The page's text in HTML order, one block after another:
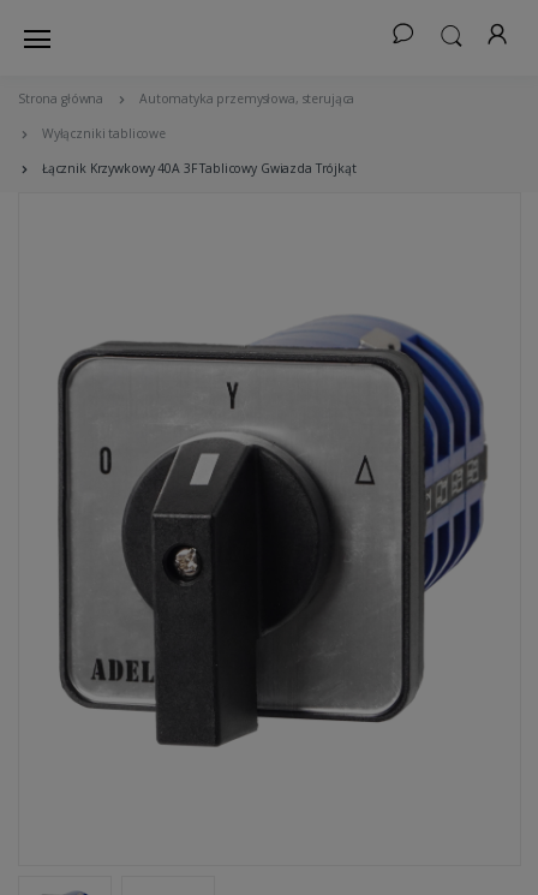
Strona główna Automatyka przemysłowa, sterująca
Wyłączniki tablicowe
Łącznik Krzywkowy 40A 3F Tablicowy Gwiazda Trójkąt